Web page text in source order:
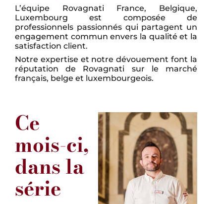
L’équipe Rovagnati France, Belgique,
Luxembourg est composée de
professionnels passionnés qui partagent un
engagement commun envers la qualité et la
satisfaction client.
Notre expertise et notre dévouement font la
réputation de Rovagnati sur le marché
français, belge et luxembourgeois.
Ce
mois-ci,
dans la
série